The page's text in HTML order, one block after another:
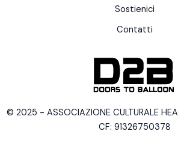
Sostienici
Contatti
© 2025 - ASSOCIAZIONE CULTURALE
CF: 91326750378